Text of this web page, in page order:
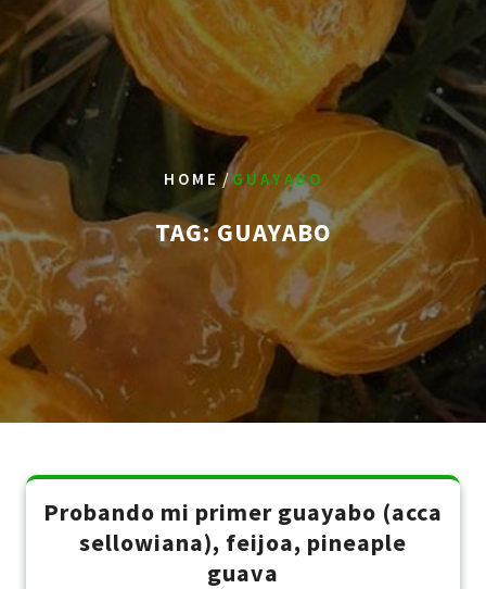
HOME /GUAYABO
TAG:GUAYABO
Probando mi primer guayabo (acca
sellowiana), feijoa, pineaple
guava